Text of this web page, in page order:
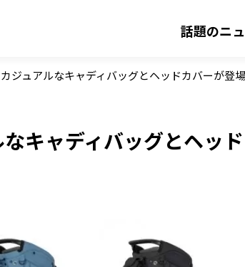
話題のニ
ジュアルなキャディバッグとヘッドカバーが登場
キャディバッグとヘッ